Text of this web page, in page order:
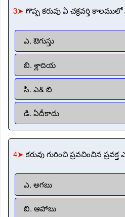
3➤ గొప్ప కరువు ఏ చక్రవర్తి
ఎ. ఔగుస్తు
బి. శ్లాదియ
సి. ఎ& బి
డి. ఏదీకాదు
4➤ కరువు గురించి ప్రవచించిన ప్రవక్త
ఎ. అగబు
బి. ఆహాబు